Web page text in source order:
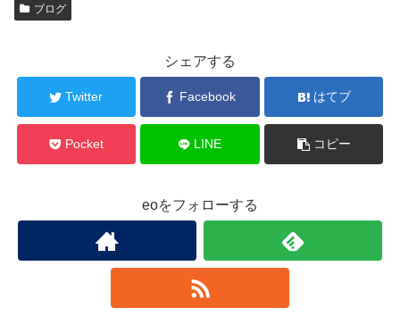
ブログ
シェアする
Twitter Facebook はてブ
Pocket LINE コピー
eoをフォローする